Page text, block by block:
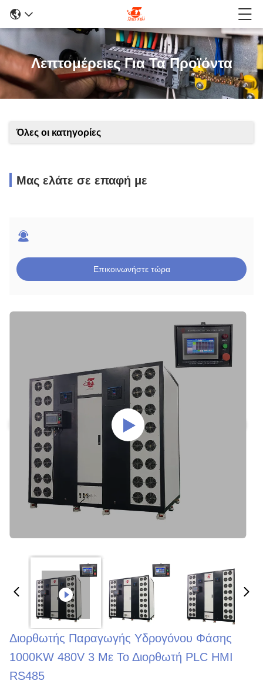
Λεπτομέρειες Για Τα Προϊόντα
Όλες οι κατηγορίες
Μας ελάτε σε επαφή με
Επικοινωνήστε τώρα
Διορθωτής Παραγωγής Υδρογόνου Φάσης
1000KW 480V 3 Με Το Διορθωτή PLC HMI
RS485